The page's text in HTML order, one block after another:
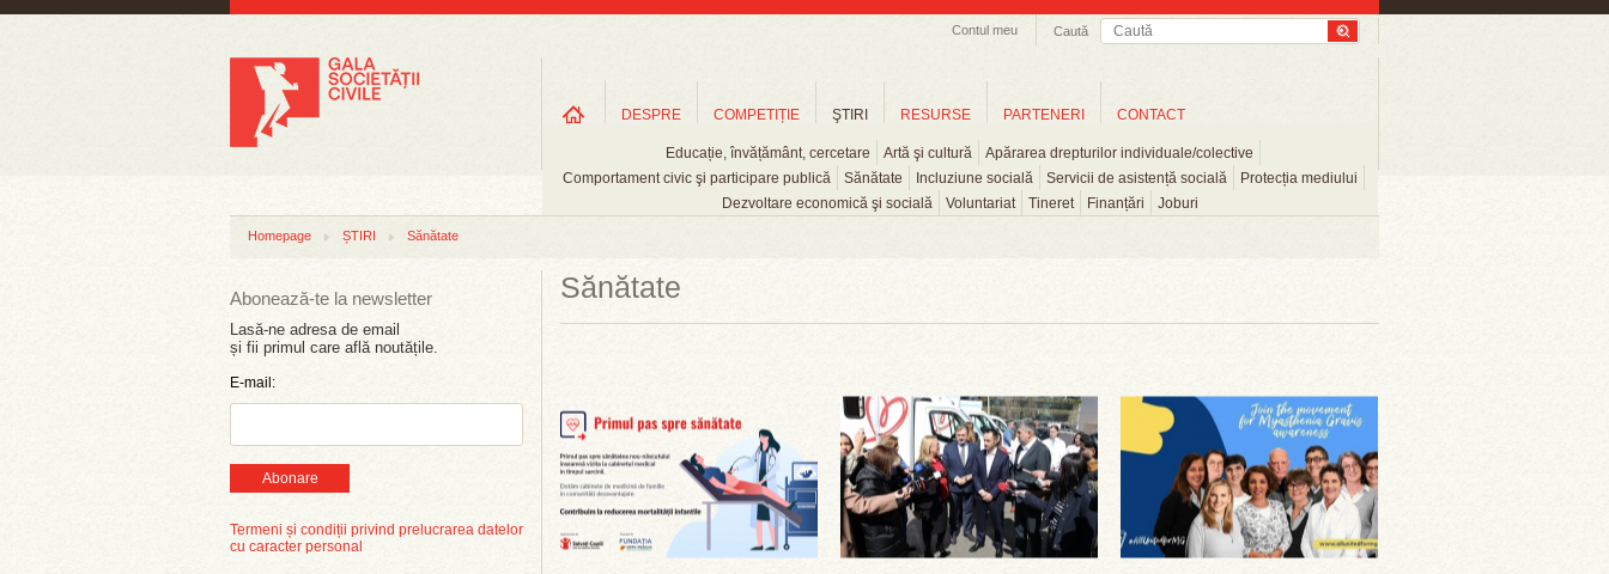
Caută
Contul meu
DESPRE COMPETIȚIE ŞTIRI
Educație, învățământ, cercetare Artă şi cultură
Apărarea drepturilor individuale/colective
Comportament civic şi participare publică
Sănătate Incluziune socială Servicii de asistență socială
Protecția mediului
Dezvoltare economică şi socială
Voluntariat Tineret Finanțări Joburi
RESURSE PARTENERI CONTACT
Homepage ȘTIRI Sănătate
Abonează-te la newsletter
Lasă-ne adresa de email
și fii primul care află noutățile.
E-mail:
Abonare
Termeni și condiții privind prelucrarea datelor
cu caracter personal
Sănătate